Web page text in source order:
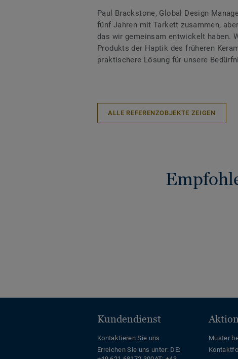
Paul Brackstone, Global Design
fünf Jahren mit Tarkett zusammen,
das wir gemeinsam entwickelt haben.
Produkts der Haptik des früheren
praktischere Lösung für unsere
ALLE REFERENZOBJEKTE ZEIGEN
Kundendienst
Kontaktieren Sie uns
Erreichen Sie uns unter: DE:
Muster